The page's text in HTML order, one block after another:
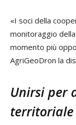
«I soci della
monitoraggio
momento più
AgriGeoDron la
Unirsi per
territoriale